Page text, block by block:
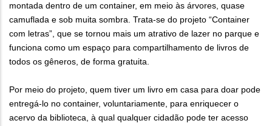
montada dentro de um container, em meio às árvores, quase
camuflada e sob muita sombra. Trata-se do projeto “Container
com letras”, que se tornou mais um atrativo de lazer no parque e
funciona como um espaço para compartilhamento de livros de
todos os gêneros, de forma gratuita.
Por meio do projeto, quem tiver um livro em casa para doar pode
entregá-lo no container, voluntariamente, para enriquecer o
acervo da biblioteca, à qual qualquer cidadão pode ter acesso